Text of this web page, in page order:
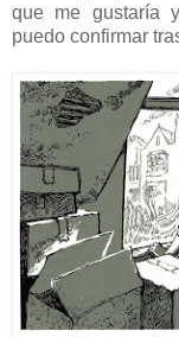
que me gustaría
puedo confirmar